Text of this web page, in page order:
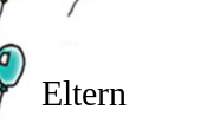
Eltern